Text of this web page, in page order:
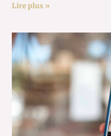
Lire plus »